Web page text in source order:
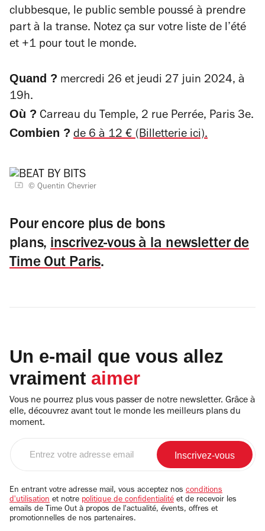
clubbesque, le public semble poussé à prendre
part à la transe. Notez ça sur votre liste de l’été
et +1 pour tout le monde.
Quand ? mercredi 26 et jeudi 27 juin 2024, à
19h.
Où ? Carreau du Temple, 2 rue Perrée, Paris 3e.
Combien ? de 6 à 12 € (Billetterie ici).
© Quentin Chevrier
Pour encore plus de bons
plans,inscrivez-vous à la newsletter de
Time Out Paris.
Un e-mail que vous allez
vraiment aimer
Vous ne pourrez plus vous passer de notre newsletter. Grâce à
elle, découvrez avant tout le monde les meilleurs plans du
moment.
email
En entrant votre adresse mail, vous acceptez nos conditions
d'utilisation et notre politique de confidentialité et de recevoir les
emails de Time Out à propos de l'actualité, évents, offres et
promotionnelles de nos partenaires.